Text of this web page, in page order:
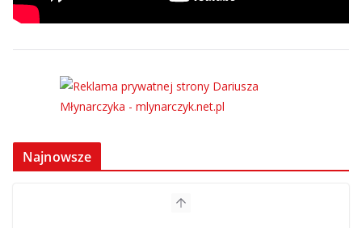
Najnowsze